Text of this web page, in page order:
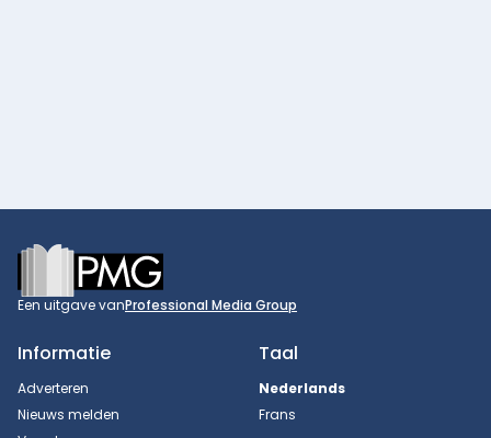
Footer
Een uitgave vanProfessional Media Group
Informatie
Adverteren
Nieuws melden
Taal
Nederlands
Frans